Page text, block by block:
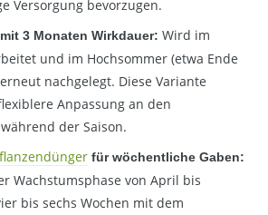
Versorgung bevorzugen.
3 Monaten Wirkdauer: Wird im
und im Hochsommer (etwa Ende
nachgelegt. Diese Variante
Anpassung an den
der Saison.
für wöchentliche Gaben:
Wachstumsphase von April bis
bis sechs Wochen mit dem